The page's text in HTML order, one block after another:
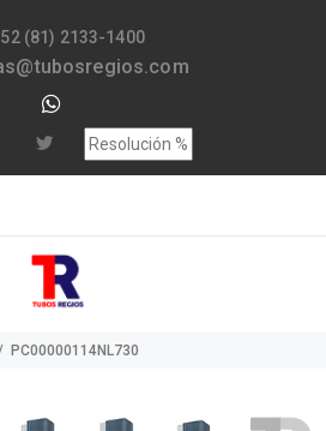
52 (81) 2133-1400
PC00000114NL730